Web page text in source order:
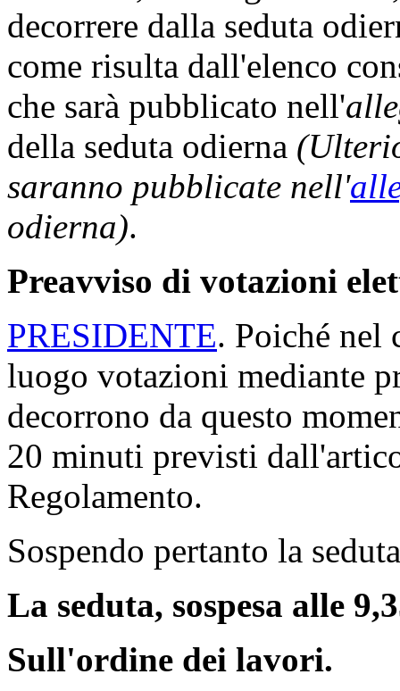
decorrere dalla seduta
come risulta dall'elenco
che sarà pubblicato nell'
della seduta odierna
saranno pubblicate nell'
odierna).
Preavviso di votazioni
PRESIDENTE. Poiché nel
luogo votazioni mediante
decorrono da questo
20 minuti previsti
Regolamento.
Sospendo pertanto la
La seduta, sospesa alle
Sull'ordine dei lavori.